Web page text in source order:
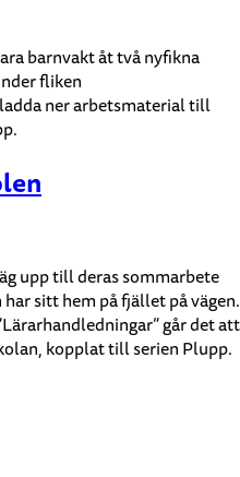
barnvakt åt två nyfikna
fliken
ner arbetsmaterial till
upp till deras sommarbete
sitt hem på fjället på vägen.
går det att
kopplat till serien Plupp.